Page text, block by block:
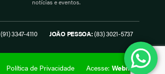
notícias e eventos.
(91) 3347-4110 JOÃO PESSOA:(83) 3021-5737
Política de Privacidade Acesse: Webmail